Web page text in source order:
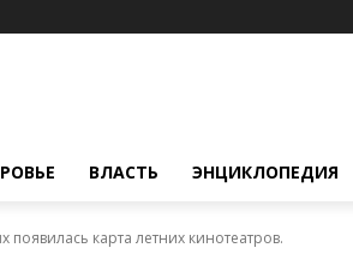
ВЛАСТЬ ЭНЦИКЛОПЕДИЯ
карта летних кинотеатров.